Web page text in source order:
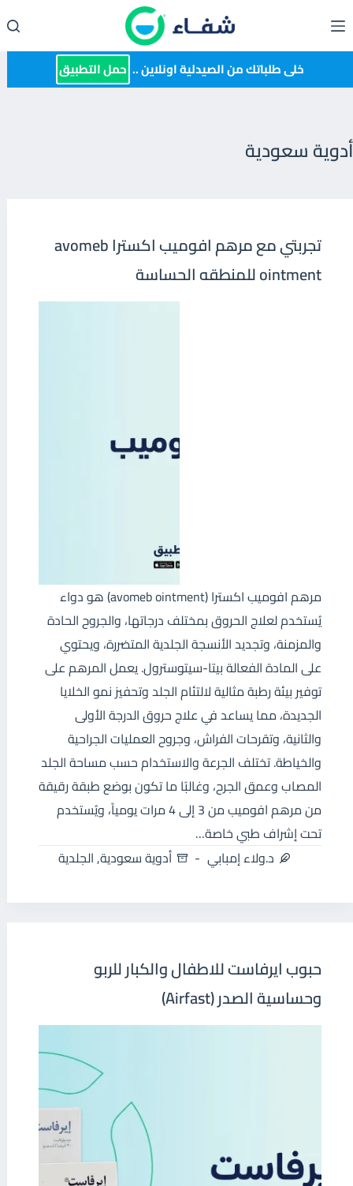
إلى
المحتوى خلى طلباتك من الصيدلية اونلاين .. حمل التطبيق
أدوية سعودية
تجربتي مع مرهم افوميب اكسترا avomeb
ointment للمنطقه الحساسة
مرهم افوميب اكسترا (avomeb ointment) هو دواء
يُستخدم لعلاج الحروق بمختلف درجاتها، والجروح الحادة
والمزمنة، وتجديد الأنسجة الجلدية المتضررة، ويحتوي
على المادة الفعالة بيتا-سيتوسترول. يعمل المرهم على
توفير بيئة رطبة مثالية لالتئام الجلد وتحفيز نمو الخلايا
الجديدة، مما يساعد في علاج حروق الدرجة الأولى
والثانية، وتقرحات الفراش، وجروح العمليات الجراحية
والخياطة. تختلف الجرعة والاستخدام حسب مساحة الجلد
المصاب وعمق الجرح، وغالبًا ما تكون بوضع طبقة رقيقة
من مرهم افوميب من 3 إلى 4 مرات يومياً، ويُستخدم
تحت إشراف طبي خاصة…
د.ولاء إمبابي
أدوية سعودية,الجلدية
حبوب ايرفاست للاطفال والكبار للربو
وحساسية الصدر (Airfast)